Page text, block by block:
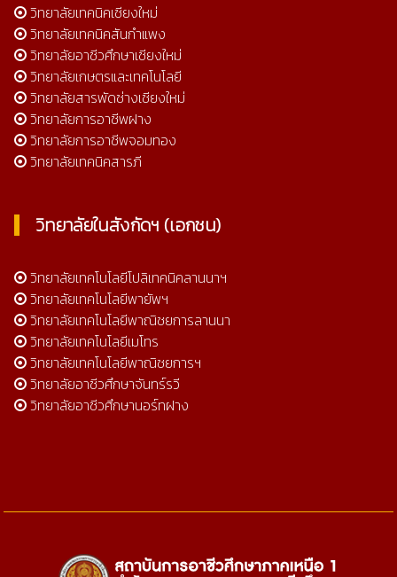
วิทยาลัยเทคนิคเชียงใหม่
วิทยาลัยเทคนิคสันกำแพง
วิทยาลัยอาชีวศึกษาเชียงใหม่
วิทยาลัยเกษตรและเทคโนโลยี
วิทยาลัยสารพัดช่างเชียงใหม่
วิทยาลัยการอาชีพฝาง
วิทยาลัยการอาชีพจอมทอง
วิทยาลัยเทคนิคสารภี
วิทยาลัยในสังกัดฯ (เอกชน)
วิทยาลัยเทคโนโลยีโปลิเทคนิคลานนาฯ
วิทยาลัยเทคโนโลยีพายัพฯ
วิทยาลัยเทคโนโลยีพาณิชยการลานนา
วิทยาลัยเทคโนโลยีเมโทร
วิทยาลัยเทคโนโลยีพาณิชยการฯ
วิทยาลัยอาชีวศึกษาจันทร์รวี
วิทยาลัยอาชีวศึกษานอร์ทฝาง